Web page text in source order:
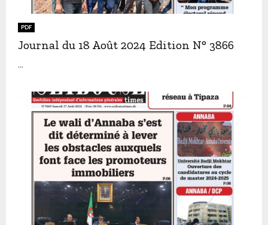
PDF
Journal du 18 Août 2024 Edition N° 3866
...